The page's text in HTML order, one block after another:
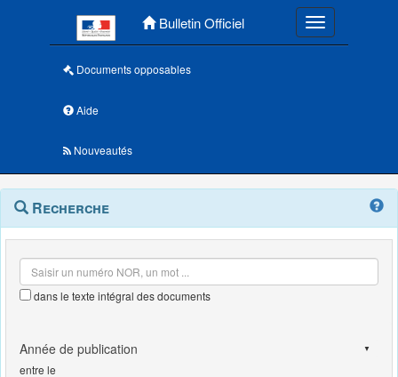
Bulletin Officiel Toggle
Documents opposables
Aide
Nouveautés
Navigation
outils
Menu
contextuel
Recherche
dans le texte intégral des documents
entre le